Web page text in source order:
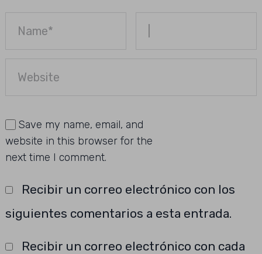
Save my name, email, and
website in this browser for the
next time I comment.
Recibir un correo electrónico con los
siguientes comentarios a esta entrada.
Recibir un correo electrónico con cada